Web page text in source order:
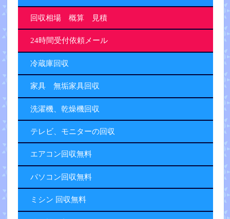
回収相場 概算 見積
24時間受付依頼メール
冷蔵庫回収
家具 無垢家具回収
洗濯機、乾燥機回収
テレビ、モニターの回収
エアコン回収無料
パソコン回収無料
ミシン 回収無料